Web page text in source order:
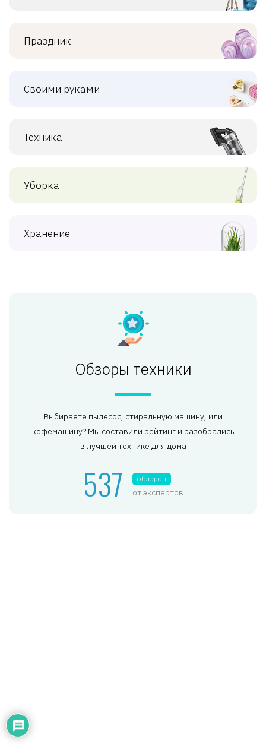
Праздник
Своими руками
Техника
Уборка
Хранение
Обзоры техники
Выбираете пылесос, стиральную машину, или
кофемашину? Мы составили рейтинг и разобрались
в лучшей технике для дома
537 обзоров
от экспертов